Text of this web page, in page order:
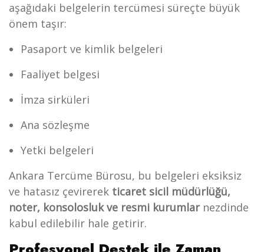
aşağıdaki belgelerin tercümesi süreçte büyük
önem taşır:
Pasaport ve kimlik belgeleri
Faaliyet belgesi
İmza sirküleri
Ana sözleşme
Yetki belgeleri
Ankara Tercüme Bürosu, bu belgeleri eksiksiz
ve hatasız çevirerek ticaret sicil müdürlüğü,
noter, konsolosluk ve resmi kurumlarnezdinde
kabul edilebilir hale getirir.